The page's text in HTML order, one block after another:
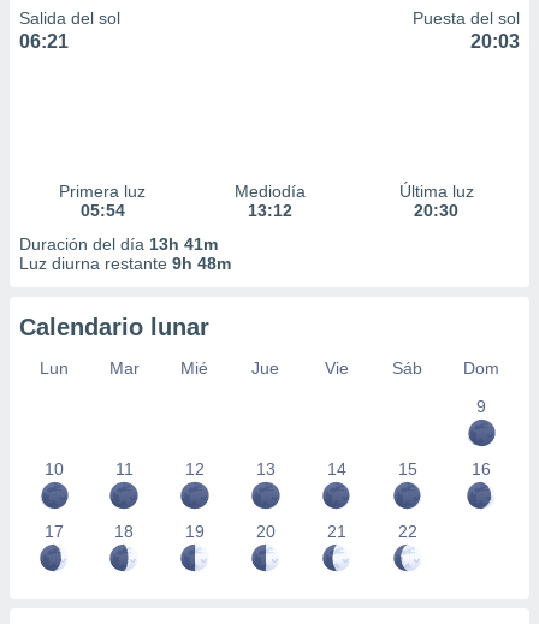
Salida del sol
06:21
Puesta del sol
20:03
Primera luz
05:54
Mediodía
13:12
Última luz
20:30
Duración del día 13h 41m
Luz diurna restante 9h 48m
Calendario lunar
Lun Mar Mié Jue Vie Sáb
Dom
9
10 11 12 13 14 15 16
17 18 19 20 21 22